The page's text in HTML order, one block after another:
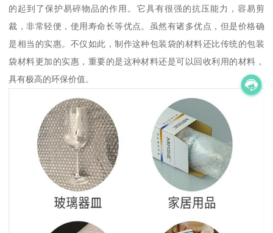
的起到了保护易碎物品的作用。它具有很强的抗压能力，容易剪
裁，非常轻便，使用寿命长等优点。虽然有诸多优点，但是价格确
是相当的实惠。不仅如此，制作这种包装袋的材料还比传统的包装
袋材料更加的实惠，重要的是这种材料还是可以回收利用的材料，
具有极高的环保价值。